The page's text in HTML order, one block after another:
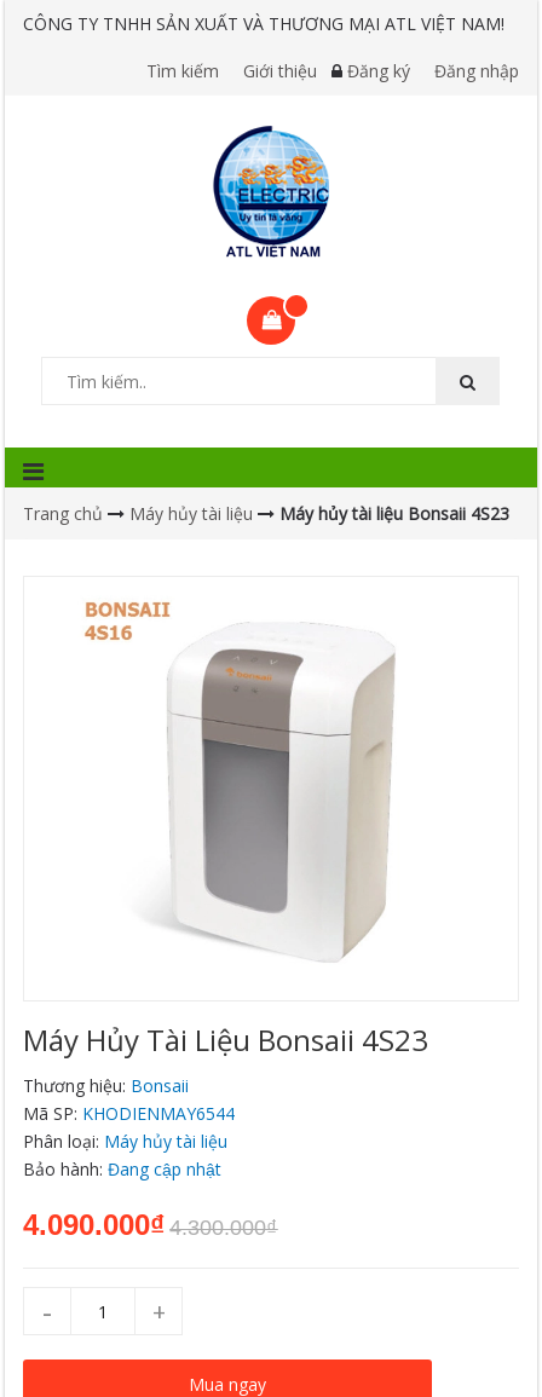
CÔNG TY TNHH SẢN XUẤT VÀ THƯƠNG MẠI ATL VIỆT NAM!
Tìm kiếm Giới thiệu Đăng ký Đăng nhập
Trang chủ Máy hủy tài liệu Máy hủy tài liệu Bonsaii 4S23
Máy Hủy Tài Liệu Bonsaii 4S23
Thương hiệu: Bonsaii
Mã SP: KHODIENMAY6544
Phân loại: Máy hủy tài liệu
Bảo hành:Đang cập nhật
4.090.000₫ 4.300.000₫
- +
Mua ngay